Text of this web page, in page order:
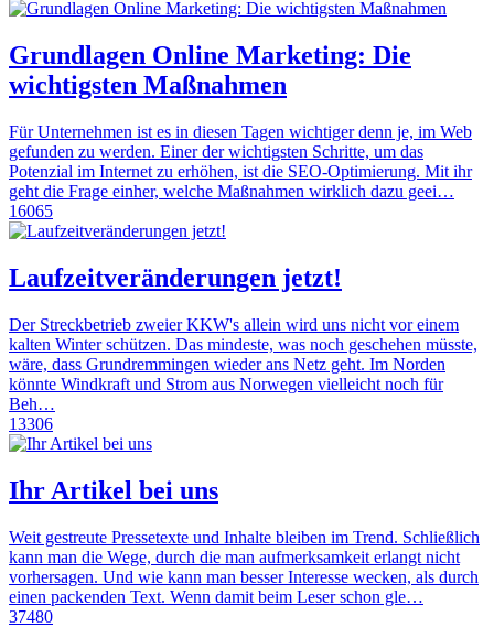
Grundlagen Online Marketing: Die
wichtigsten Maßnahmen
Für Unternehmen ist es in diesen Tagen wichtiger denn je, im Web
gefunden zu werden. Einer der wichtigsten Schritte, um das
Potenzial im Internet zu erhöhen, ist die SEO-Optimierung. Mit ihr
geht die Frage einher, welche Maßnahmen wirklich dazu geei…
16065
Laufzeitveränderungen jetzt!
Der Streckbetrieb zweier KKW's allein wird uns nicht vor einem
kalten Winter schützen. Das mindeste, was noch geschehen müsste,
wäre, dass Grundremmingen wieder ans Netz geht. Im Norden
könnte Windkraft und Strom aus Norwegen vielleicht noch für
Beh…
13306
Ihr Artikel bei uns
Weit gestreute Pressetexte und Inhalte bleiben im Trend. Schließlich
kann man die Wege, durch die man aufmerksamkeit erlangt nicht
vorhersagen. Und wie kann man besser Interesse wecken, als durch
einen packenden Text. Wenn damit beim Leser schon gle…
37480